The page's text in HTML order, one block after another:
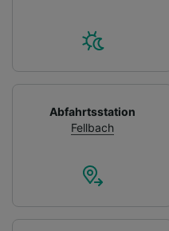
Abfahrtsstation
Fellbach